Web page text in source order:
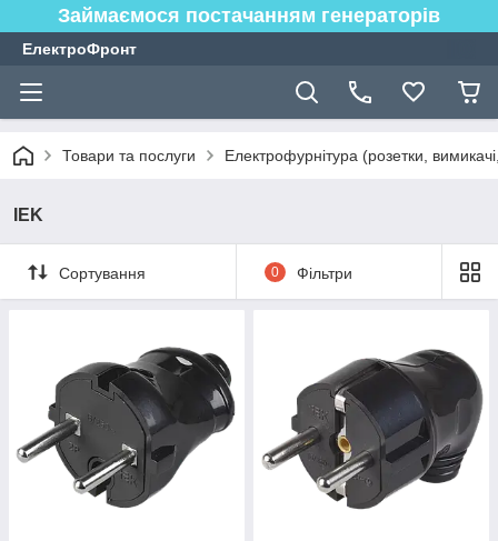
Займаємося постачанням генераторів
ЕлектроФронт
Товари та послуги Електрофурнітура (розетки,
IEK
Сортування 0 Фільтри